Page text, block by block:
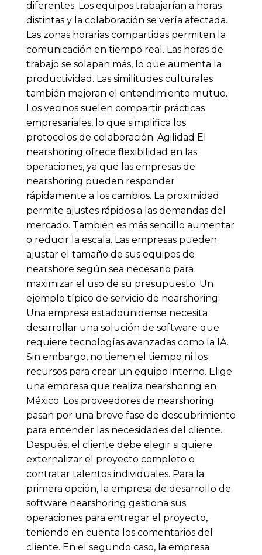
diferentes. Los equipos trabajarían a horas
distintas y la colaboración se vería afectada.
Las zonas horarias compartidas permiten la
comunicación en tiempo real. Las horas de
trabajo se solapan más, lo que aumenta la
productividad. Las similitudes culturales
también mejoran el entendimiento mutuo.
Los vecinos suelen compartir prácticas
empresariales, lo que simplifica los
protocolos de colaboración. Agilidad El
nearshoring ofrece flexibilidad en las
operaciones, ya que las empresas de
nearshoring pueden responder
rápidamente a los cambios. La proximidad
permite ajustes rápidos a las demandas del
mercado. También es más sencillo aumentar
o reducir la escala. Las empresas pueden
ajustar el tamaño de sus equipos de
nearshore según sea necesario para
maximizar el uso de su presupuesto. Un
ejemplo típico de servicio de nearshoring:
Una empresa estadounidense necesita
desarrollar una solución de software que
requiere tecnologías avanzadas como la IA.
Sin embargo, no tienen el tiempo ni los
recursos para crear un equipo interno. Elige
una empresa que realiza nearshoring en
México. Los proveedores de nearshoring
pasan por una breve fase de descubrimiento
para entender las necesidades del cliente.
Después, el cliente debe elegir si quiere
externalizar el proyecto completo o
contratar talentos individuales. Para la
primera opción, la empresa de desarrollo de
software nearshoring gestiona sus
operaciones para entregar el proyecto,
teniendo en cuenta los comentarios del
cliente. En el segundo caso, la empresa